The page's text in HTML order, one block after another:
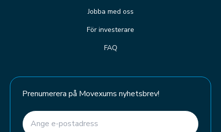
Jobba med oss
För investerare
FAQ
Prenumerera på Movexums nyhetsbrev!
E-post